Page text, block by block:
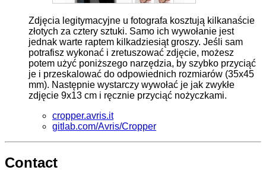
Zdjęcia legitymacyjne u fotografa kosztują kilkanaście
złotych za cztery sztuki. Samo ich wywołanie jest
jednak warte raptem kilkadziesiąt groszy. Jeśli sam
potrafisz wykonać i zretuszować zdjęcie, możesz
potem użyć poniższego narzędzia, by szybko przyciąć
je i przeskalować do odpowiednich rozmiarów (35x45
mm). Następnie wystarczy wywołać je jak zwykłe
zdjęcie 9x13 cm i ręcznie przyciąć nożyczkami.
cropper.avris.it
gitlab.com/Avris/Cropper
Contact